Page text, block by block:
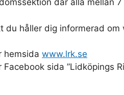
där alla mellan
du håller dig informerad om
hemsida www.lrk.se
Facebook sida ”Lidköpings